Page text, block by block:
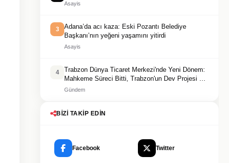
Asayis
3
Adana’da acı kaza: Eski Pozantı Belediye
Başkanı’nın yeğeni yaşamını yitirdi
Asayis
4
Trabzon Dünya Ticaret Merkezi'nde Yeni Dönem:
Mahkeme Süreci Bitti, Trabzon'un Dev Projesi Ne
Zaman Tamamlanacak?
Gündem
BIZI TAKIP EDIN
Facebook Twitter